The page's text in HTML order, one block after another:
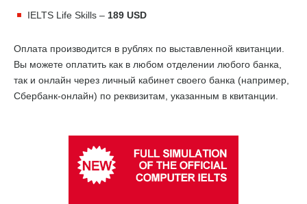
IELTS Life Skills – 189 USD
Оплата производится в рублях по выставленной квитанции.
Вы можете оплатить как в любом отделении любого банка,
так и онлайн через личный кабинет своего банка (например,
Сбербанк-онлайн) по реквизитам, указанным в квитанции.